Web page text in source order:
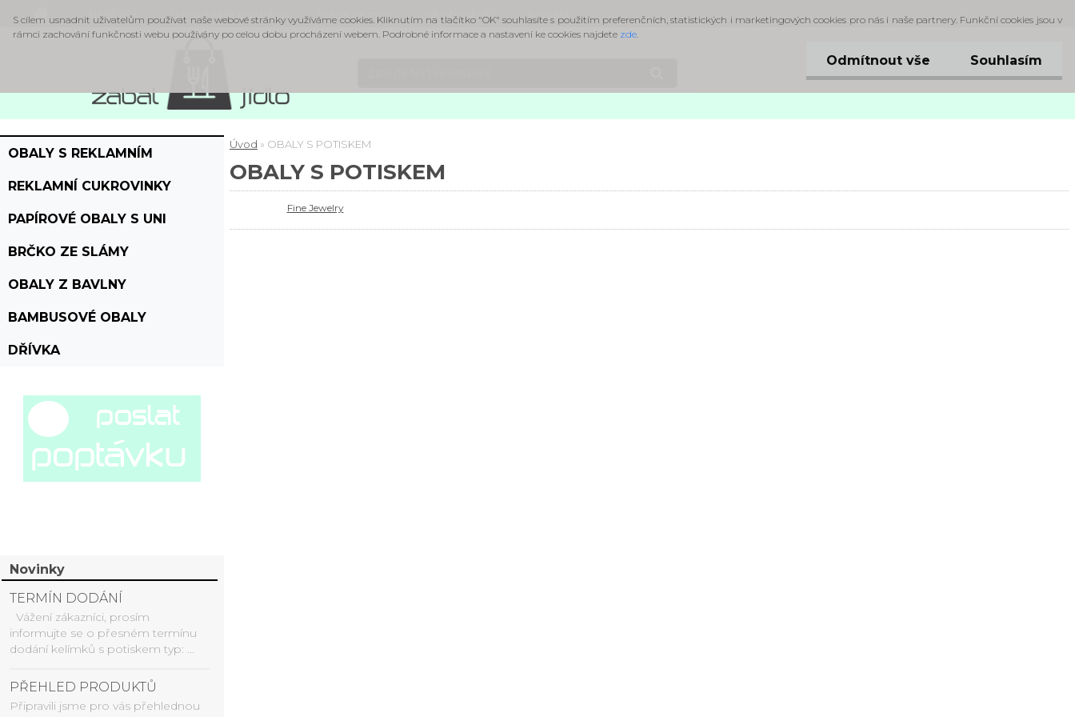
S cílem usnadnit uživatelům používat naše webové stránky využíváme cookies. Kliknutím na tlačítko "OK" souhlasíte s použitím preferenčních, statistických i marketingových cookies pro nás i naše partnery. Funkční cookies jsou v
rámci zachování funkčnosti webu používány po celou dobu procházení webem. Podrobné informace a nastavení ke cookies najdete zde.
Odmítnout vše Souhlasím
NABÍDKA O nás a naše produkty Jak objednat?
OBALY S REKLAMNÍM
POTISKEM
REKLAMNÍ CUKROVINKY
PAPÍROVÉ OBALY S UNI
POTISKEM
BRČKO ZE SLÁMY
OBALY Z BAVLNY
BAMBUSOVÉ OBALY
DŘÍVKA
Novinky
TERMÍN DODÁNÍ
Vážení zákazníci, prosím
informujte se o přesném termínu
dodání kelímků s potiskem typ: ...
PŘEHLED PRODUKTŮ
Připravili jsme pro vás přehlednou
Úvod » OBALY S POTISKEM
OBALY S POTISKEM
Fine Jewelry